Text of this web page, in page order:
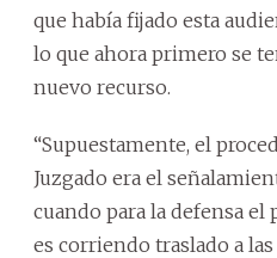
que había fijado esta
lo que ahora primero se
nuevo recurso.
“Supuestamente, el
Juzgado era el
cuando para la defensa
es corriendo traslado a